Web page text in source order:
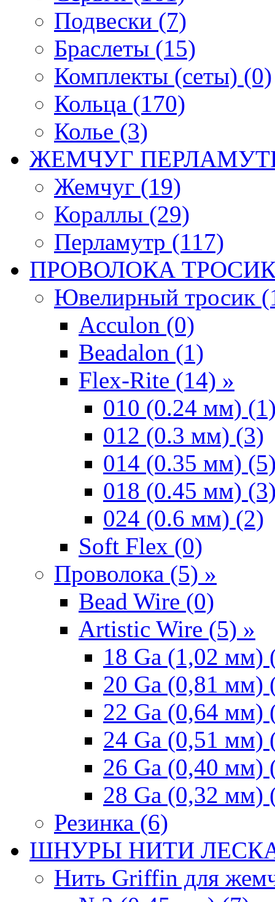
Подвески (7)
Браслеты (15)
Комплекты (сеты) (0)
Кольца (170)
Колье (3)
ЖЕМЧУГ
Жемчуг (19)
Кораллы (29)
Перламутр (117)
ПРОВОЛОКА
Ювелирный тросик
Acculon (0)
Beadalon (1)
Flex-Rite (14) »
010 (0.24 мм)
012 (0.3 мм) (3)
014 (0.35 мм)
018 (0.45 мм)
024 (0.6 мм) (2)
Soft Flex (0)
Проволока (5) »
Bead Wire (0)
Artistic Wire (5) »
18 Ga (1,02 мм)
20 Ga (0,81 мм)
22 Ga (0,64 мм)
24 Ga (0,51 мм)
26 Ga (0,40 мм)
28 Ga (0,32 мм)
Резинка (6)
ШНУРЫ НИТИ
Нить Griffin для